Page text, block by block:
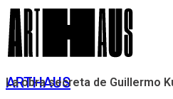
ARTHAUS
La obra secreta de Guillermo